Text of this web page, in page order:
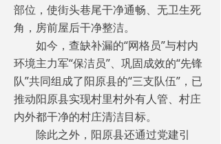
部位，使街头巷尾干净通畅、无卫生死
角，房前屋后干净整洁。
如今，查缺补漏的“网格员”与村内
环境主力军“保洁员”、巩固成效的“先锋
队”共同组成了阳原县的“三支队伍”，已
推动阳原县实现村里村外有人管、村庄
内外都干净的村庄清洁目标。
除此之外，阳原县还通过党建引